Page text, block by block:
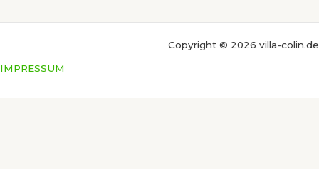
Copyright © 2026 villa-colin.de
IMPRESSUM